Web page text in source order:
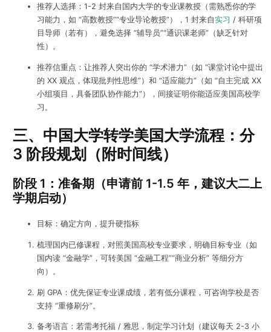
推荐人选择：1-2 封来自国内大学的专业课教授（需熟悉你的学
习能力，如 “高数教授”“专业导论教授”），1 封来自实习 / 科研项
目导师（若有），避免选择 “辅导员”“通识课老师”（缺乏针对
性）。
推荐信重点：让推荐人突出你的 “学术潜力”（如 “课堂讨论中提出
的 XX 观点，体现批判性思维”）和 “适应能力”（如 “自主完成 XX
小组项目，具备团队协作能力”），间接证明你能适应美国高校学
习。
三、中国大学转学美国大学流程：分
3 阶段规划（附时间线）
阶段 1：准备期（申请前 1-1.5 年，建议大二上
学期启动）
目标：确定方向，提升硬指标
梳理国内已修课程，对照美国高校专业要求，明确目标专业（如
国内读 “金融学”，可转美国 “金融工程”“商业分析” 等细分方
向）。
刷 GPA：优先保证专业课成绩，若有低分课程，可咨询学校是否
支持 “重修刷分”。
备考语言：若需考托福 / 雅思，制定学习计划（建议每天 2-3 小